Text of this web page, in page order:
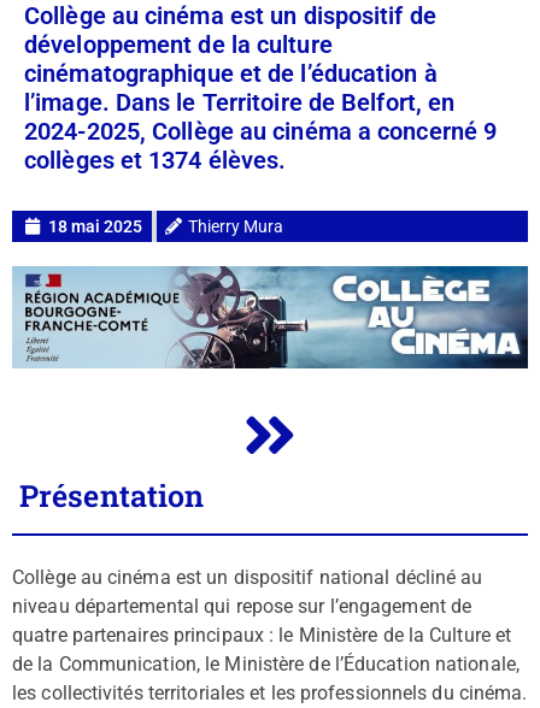
Collège au cinéma est un dispositif de
développement de la culture
cinématographique et de l’éducation à
l’image. Dans le Territoire de Belfort, en
2024-2025, Collège au cinéma a concerné 9
collèges et 1374 élèves.
18 mai 2025 Thierry Mura
Présentation
Collège au cinéma est un dispositif national décliné au
niveau départemental qui repose sur l’engagement de
quatre partenaires principaux : le Ministère de la Culture et
de la Communication, le Ministère de l’Éducation nationale,
les collectivités territoriales et les professionnels du cinéma.